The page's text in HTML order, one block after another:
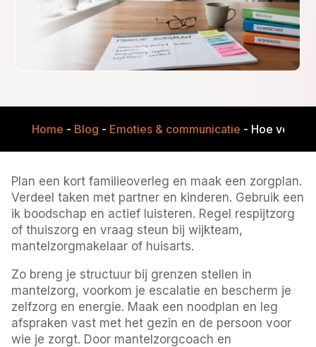
Home - Blog - Emoties & communicatie - Hoe
Plan een kort familieoverleg en maak een zorgplan.
Verdeel taken met partner en kinderen. Gebruik een
ik boodschap en actief luisteren. Regel respijtzorg
of thuiszorg en vraag steun bij wijkteam,
mantelzorgmakelaar of huisarts.
Zo breng je structuur bij grenzen stellen in
mantelzorg, voorkom je escalatie en bescherm je
zelfzorg en energie. Maak een noodplan en leg
afspraken vast met het gezin en de persoon voor
wie je zorgt. Door mantelzorgcoach en